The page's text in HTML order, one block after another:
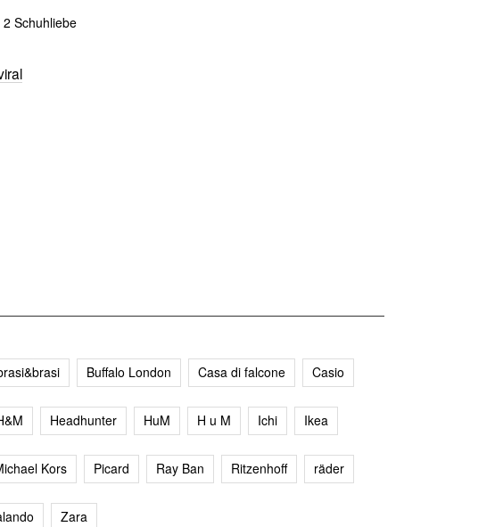
2 Schuhliebe
Buffalo London Casa di falcone Casio
Headhunter HuM H u M Ichi Ikea
Kors Picard Ray Ban Ritzenhoff räder
Zara